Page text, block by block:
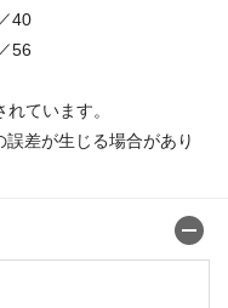
40
56
ています。
差が生じる場合があり